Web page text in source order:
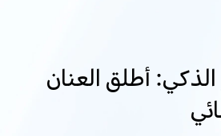
أطلق العنان